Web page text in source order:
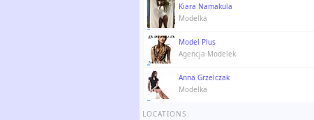
Kiara Namakula
Modelka
Model Plus
Agencja Modelek
Anna Grzelczak
Modelka
LOCATIONS